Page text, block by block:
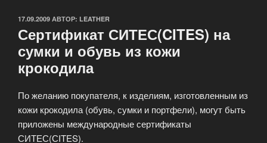
ОПУБЛИКОВАНО
17.09.2009 АВТОР: LEATHER
Сертификат СИТЕС(CITES) на
сумки и обувь из кожи
крокодила
По желанию покупателя, к изделиям, изготовленным из
кожи крокодила (обувь, сумки и портфели), могут быть
приложены международные сертификаты
СИТЕС(СITES).